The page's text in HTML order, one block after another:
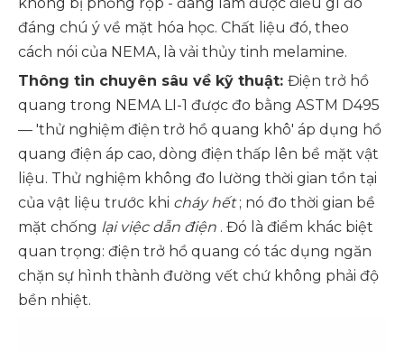
đáng chú ý về mặt hóa học. Chất liệu đó, theo
cách nói của NEMA, là vải thủy tinh melamine.
Thông tin chuyên sâu về kỹ thuật: Điện trở hồ
quang trong NEMA LI-1 được đo bằng ASTM D495
— 'thử nghiệm điện trở hồ quang khô' áp dụng hồ
quang điện áp cao, dòng điện thấp lên bề mặt vật
liệu. Thử nghiệm không đo lường thời gian tồn tại
của vật liệu trước khi cháy hết; nó đo thời gian bề
mặt chống lại việc dẫn điện . Đó là điểm khác biệt
quan trọng: điện trở hồ quang có tác dụng ngăn
chặn sự hình thành đường vết chứ không phải độ
bền nhiệt.